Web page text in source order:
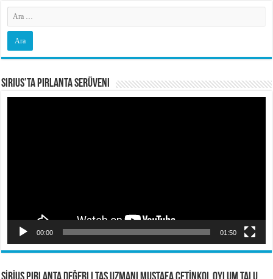
Sirius’ta Pırlanta Serüveni
00:00 01:50